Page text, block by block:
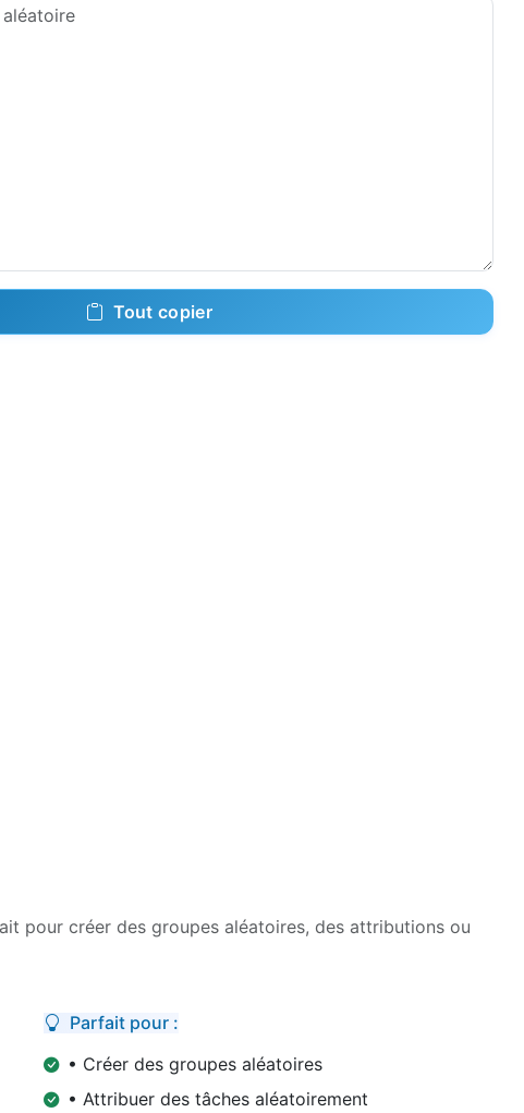
Tout copier
pour créer des groupes aléatoires, des attributions ou
Parfait pour :
• Créer des groupes aléatoires
• Attribuer des tâches aléatoirement